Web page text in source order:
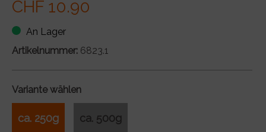
CHF 10.90
An Lager
Artikelnummer: 6823.1
Variante wählen
ca. 250g ca. 500g